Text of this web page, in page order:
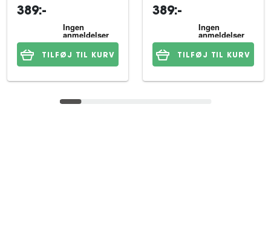
389:-
TILFØJ TIL KURV
389:-
TILFØJ TIL KURV